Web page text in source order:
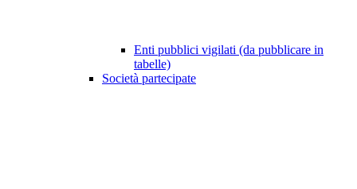
Enti pubblici vigilati (da pubblicare in
tabelle)
Società partecipate